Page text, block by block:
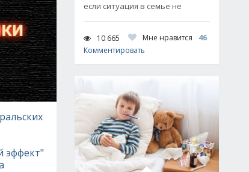
эффект"
если ситуация в семье не
10 665 Мне нравится
46
Комментировать